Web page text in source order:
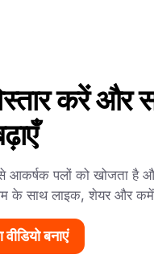
करें और
पलों को खोजता है
के साथ लाइक, शेयर और
वीडियो बनाएं